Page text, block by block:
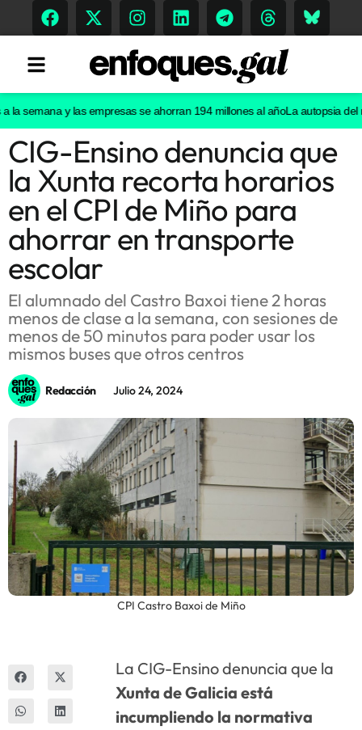
Tendencias
Memoria Histórica
Gastronomía
Escenarios
Sostenibilidad
Innova
semana y las empresas se ahorran 194 millones al añoLa autopsia del
CIG-Ensino denuncia que
la Xunta recorta horarios
en el CPI de Miño para
ahorrar en transporte
escolar
El alumnado del Castro Baxoi tiene 2 horas
menos de clase a la semana, con sesiones de
menos de 50 minutos para poder usar los
mismos buses que otros centros
Redacción Julio 24, 2024
CPI Castro Baxoi de Miño
La CIG-Ensino denuncia que la
Xunta de Galicia está
incumpliendo la normativa